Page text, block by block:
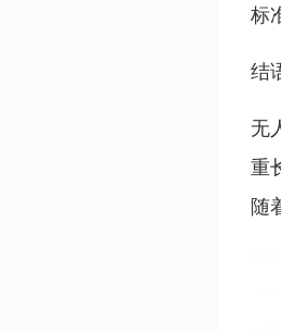
标
结
无
重
随